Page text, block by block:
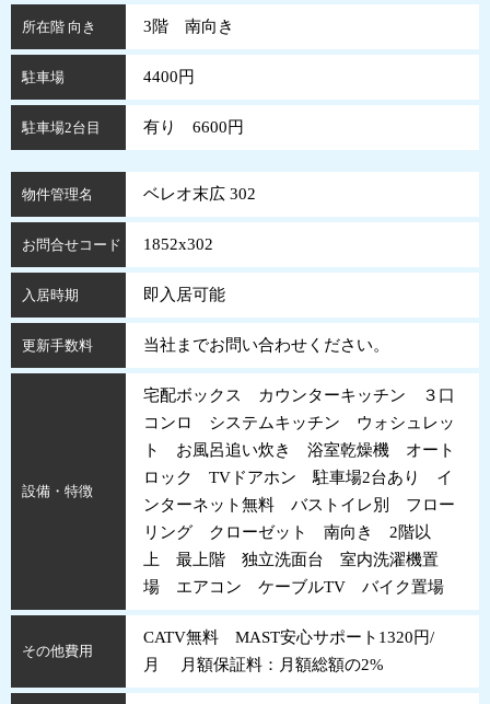
所在階 向き 3階 南向き
駐車場 4400円
駐車場2台目 有り 6600円
物件管理名 ベレオ末広 302
お問合せコード 1852x302
入居時期 即入居可能
更新手数料 当社までお問い合わせください。
設備・特徴
宅配ボックス カウンターキッチン ３口
コンロ システムキッチン ウォシュレッ
ト お風呂追い炊き 浴室乾燥機 オート
ロック TVドアホン 駐車場2台あり イ
ンターネット無料 バストイレ別 フロー
リング クローゼット 南向き 2階以
上 最上階 独立洗面台 室内洗濯機置
場 エアコン ケーブルTV バイク置場
その他費用
CATV無料 MAST安心サポート1320円/
月 月額保証料：月額総額の2%